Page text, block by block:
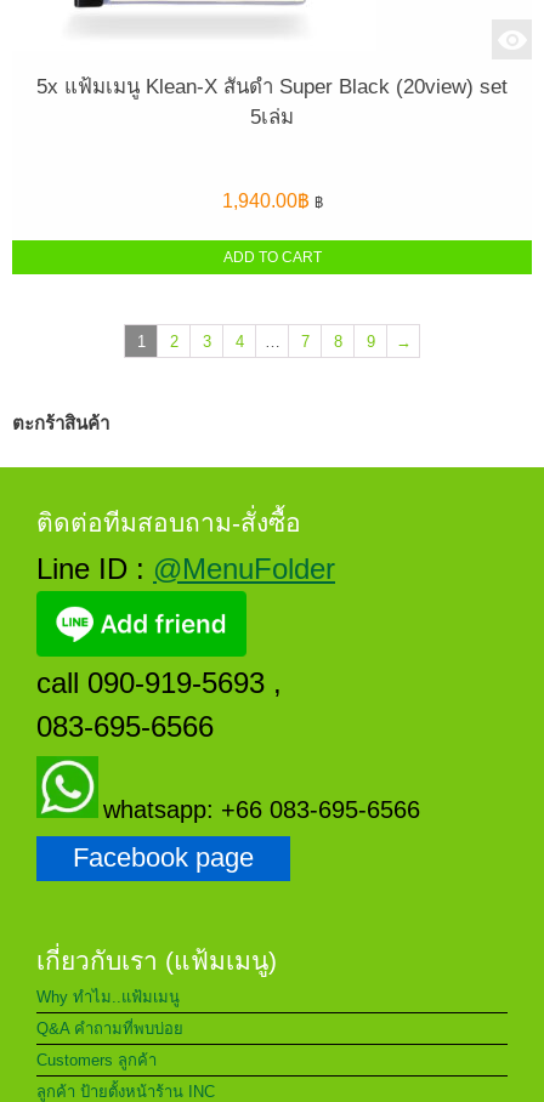
5x แฟ้มเมนู Klean-X สันดำ Super Black (20view) set
5เล่ม
1,940.00฿ ฿
ADD TO CART
1 2 3 4 7 8 9 →
ตะกร้าสินค้า
ติดต่อทีมสอบถาม-สั่งซื้อ
Line ID : @MenuFolder
call 090-919-5693 ,
083-695-6566
whatsapp: +66 083-695-6566
Facebook page
เกี่ยวกับเรา (แฟ้มเมนู)
Why ทำไม..แฟ้มเมนู
Q&A คำถามที่พบบ่อย
Customers ลูกค้า
ลูกค้า ป้ายตั้งหน้าร้าน INC